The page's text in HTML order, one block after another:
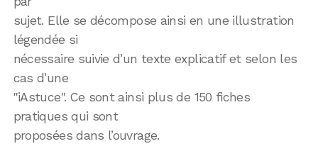
sujet. Elle se décompose ainsi en une illustration
légendée si
nécessaire suivie d’un texte explicatif et selon les
cas d’une
"iAstuce". Ce sont ainsi plus de 150 fiches
pratiques qui sont
proposées dans l’ouvrage.